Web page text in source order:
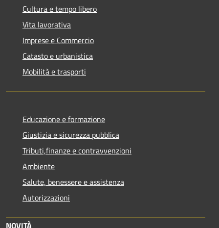
Cultura e tempo libero
Vita lavorativa
Imprese e Commercio
Catasto e urbanistica
Mobilità e trasporti
Educazione e formazione
Giustizia e sicurezza pubblica
Tributi,finanze e contravvenzioni
Ambiente
Salute, benessere e assistenza
Autorizzazioni